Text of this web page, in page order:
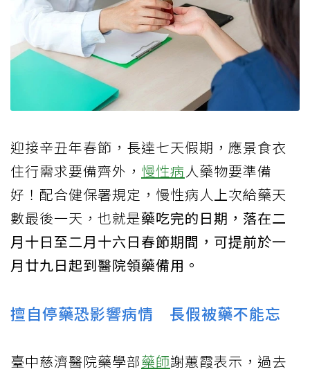
迎接辛丑年春節，長達七天假期，應景食衣
住行需求要備齊外， 慢性病 人藥物要準備
好！配合健保署規定，慢性病人上次給藥天
數最後一天，也就是藥吃完的日期，落在二
月十日至二月十六日春節期間，可提前於一
月廿九日起到醫院領藥備用。
擅自停藥恐影響病情 長假被藥不能忘
臺中慈濟醫院藥學部藥師謝蕙霞表示，過去